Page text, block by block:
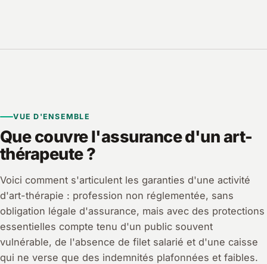
VUE D'ENSEMBLE
Que couvre l'assurance d'un art-
thérapeute ?
Voici comment s'articulent les garanties d'une activité
d'art-thérapie : profession non réglementée, sans
obligation légale d'assurance, mais avec des protections
essentielles compte tenu d'un public souvent
vulnérable, de l'absence de filet salarié et d'une caisse
qui ne verse que des indemnités plafonnées et faibles.